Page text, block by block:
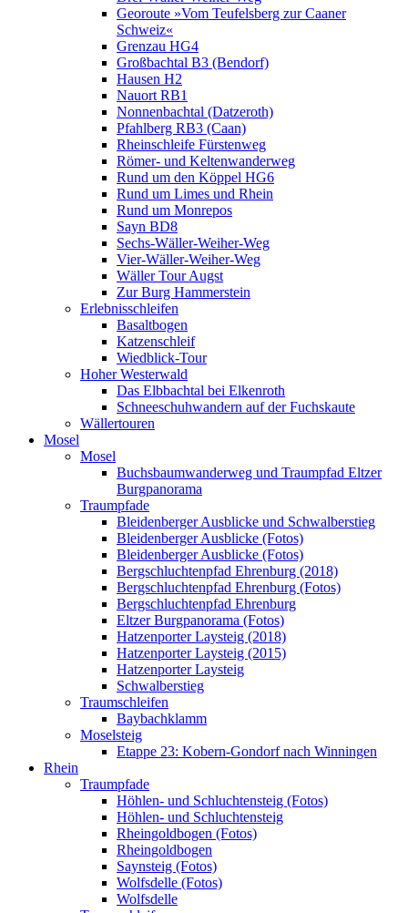
Georoute »Vom Teufelsberg zur Caaner
Schweiz«
Grenzau HG4
Großbachtal B3 (Bendorf)
Hausen H2
Nauort RB1
Nonnenbachtal (Datzeroth)
Pfahlberg RB3 (Caan)
Rheinschleife Fürstenweg
Römer- und Keltenwanderweg
Rund um den Köppel HG6
Rund um Limes und Rhein
Rund um Monrepos
Sayn BD8
Sechs-Wäller-Weiher-Weg
Vier-Wäller-Weiher-Weg
Wäller Tour Augst
Zur Burg Hammerstein
Erlebnisschleifen
Basaltbogen
Katzenschleif
Wiedblick-Tour
Hoher Westerwald
Das Elbbachtal bei Elkenroth
Schneeschuhwandern auf der Fuchskaute
Wällertouren
Mosel
Mosel
Buchsbaumwanderweg und Traumpfad Eltzer
Burgpanorama
Traumpfade
Bleidenberger Ausblicke und Schwalberstieg
Bleidenberger Ausblicke (Fotos)
Bleidenberger Ausblicke (Fotos)
Bergschluchtenpfad Ehrenburg (2018)
Bergschluchtenpfad Ehrenburg (Fotos)
Bergschluchtenpfad Ehrenburg
Eltzer Burgpanorama (Fotos)
Hatzenporter Laysteig (2018)
Hatzenporter Laysteig (2015)
Hatzenporter Laysteig
Schwalberstieg
Traumschleifen
Baybachklamm
Moselsteig
Etappe 23: Kobern-Gondorf nach Winningen
Rhein
Traumpfade
Höhlen- und Schluchtensteig (Fotos)
Höhlen- und Schluchtensteig
Rheingoldbogen (Fotos)
Rheingoldbogen
Saynsteig (Fotos)
Wolfsdelle (Fotos)
Wolfsdelle